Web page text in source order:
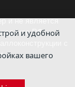
и не является
кодекса РФ.
с
и удобной
вашего